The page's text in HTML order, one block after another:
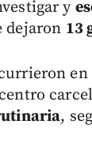
y
dejaron 13
,